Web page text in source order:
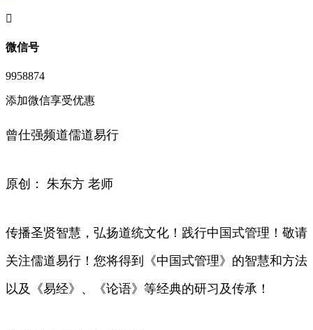
󦘖
微信号
9958874
添加微信享受优惠
曾仕强频道儒道易行
原创： 朱东方 老师
传播圣贤智慧，弘扬道统文化！践行中国式管理！敬请
关注儒道易行！您将得到《中国式管理》的智慧和方法
以及《易经》、《论语》等经典的研习及传承！